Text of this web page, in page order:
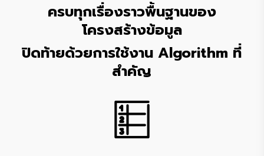
ครบทุกเรื่องราวพื้นฐานของ
โครงสร้างข้อมูล
ปิดท้ายด้วยการใช้งาน Algorithm ที่
สำคัญ